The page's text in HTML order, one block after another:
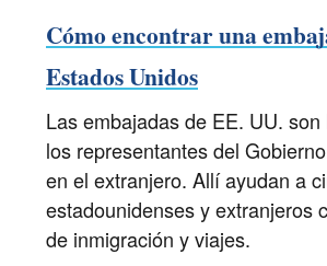
Cómo encontrar una
Estados Unidos
Las embajadas de EE. UU.
los representantes del
en el extranjero. Allí ayudan a
estadounidenses y extranjeros
de inmigración y viajes.